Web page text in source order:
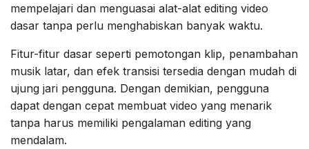
mempelajari dan menguasai alat-alat editing video
dasar tanpa perlu menghabiskan banyak waktu.
Fitur-fitur dasar seperti pemotongan klip, penambahan
musik latar, dan efek transisi tersedia dengan mudah di
ujung jari pengguna. Dengan demikian, pengguna
dapat dengan cepat membuat video yang menarik
tanpa harus memiliki pengalaman editing yang
mendalam.